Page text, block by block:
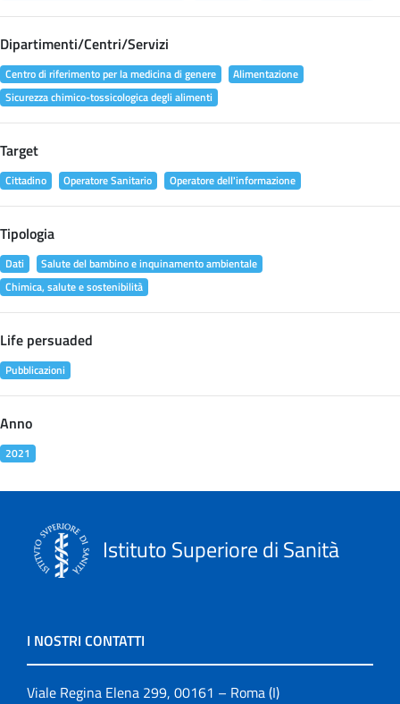
Dipartimenti/Centri/Servizi
Centro di riferimento per la medicina di genere
Alimentazione
Sicurezza chimico-tossicologica degli alimenti
Target
Cittadino Operatore Sanitario Operatore dell'informazione
Tipologia
Dati
Salute del bambino e inquinamento ambientale
Chimica, salute e sostenibilità
Life persuaded
Pubblicazioni
Anno
2021
Istituto Superiore di Sanità
I NOSTRI CONTATTI
Viale Regina Elena 299, 00161 – Roma (I)